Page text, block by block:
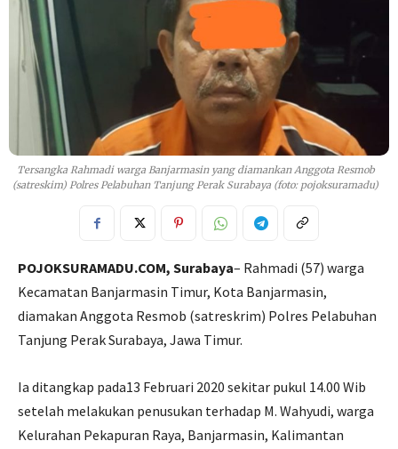
Tersangka Rahmadi warga Banjarmasin yang diamankan Anggota Resmob
(satreskim) Polres Pelabuhan Tanjung Perak Surabaya (foto: pojoksuramadu)
POJOKSURAMADU.COM, Surabaya– Rahmadi (57) warga
Kecamatan Banjarmasin Timur, Kota Banjarmasin,
diamakan Anggota Resmob (satreskrim) Polres Pelabuhan
Tanjung Perak Surabaya, Jawa Timur.
Ia ditangkap pada13 Februari 2020 sekitar pukul 14.00 Wib
setelah melakukan penusukan terhadap M. Wahyudi, warga
Kelurahan Pekapuran Raya, Banjarmasin, Kalimantan